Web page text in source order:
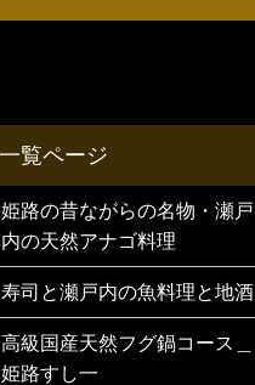
姫路の昔ながらの名物・瀬戸
内の天然アナゴ料理
寿司と瀬戸内の魚料理と地酒
高級国産天然フグ鍋コース＿
姫路すし一